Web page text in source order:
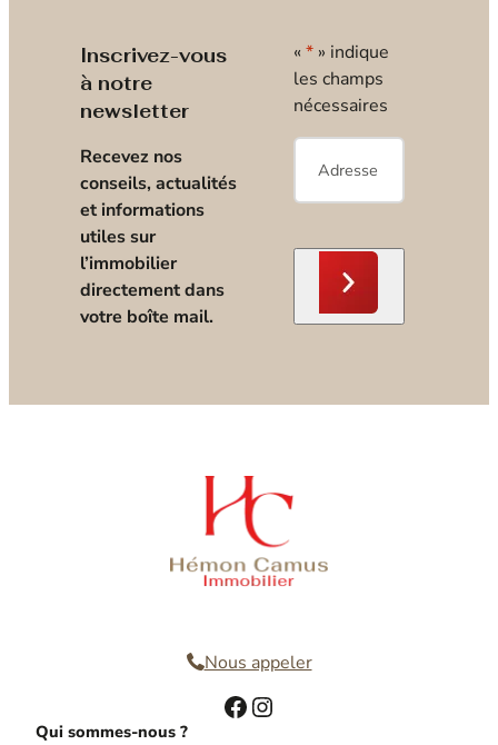
Inscrivez-vous
à notre
newsletter
Recevez nos
conseils, actualités
et informations
utiles sur
l’immobilier
directement dans
votre boîte mail.
« * » indique
les champs
nécessaires
E-
mail*
Nous appeler
Facebook Instagram
Qui sommes-nous ?